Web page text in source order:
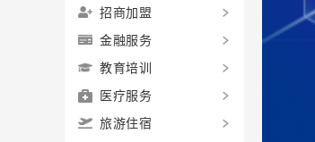
招商加盟
金融服务
教育培训
医疗服务
旅游住宿